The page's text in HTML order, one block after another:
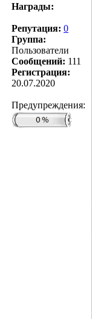
Награды:
Репутация: 0
Группа:
Пользователи
Сообщений: 111
Регистрация:
20.07.2020
Предупреждения: